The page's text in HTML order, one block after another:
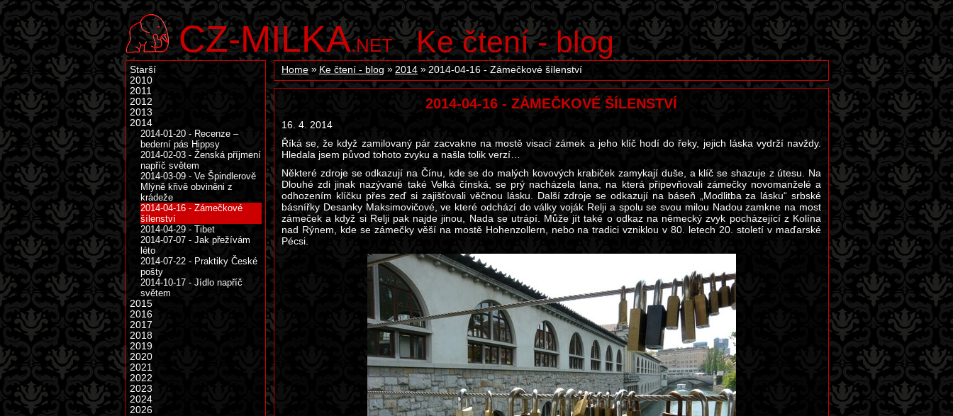
CZ-MILKA.NET Ke čtení - blog
Home Ke čtení - blog 2014 2014-04-16 - Zámečkové šílenství
2014-04-16 - ZÁMEČKOVÉ ŠÍLENSTVÍ
16. 4. 2014
Říká se, že když zamilovaný pár zacvakne na mostě visací zámek a jeho klíč hodí do řeky, jejich láska vydrží navždy.
Hledala jsem původ tohoto zvyku a našla tolik verzí…
Některé zdroje se odkazují na Čínu, kde se do malých kovových krabiček zamykají duše, a klíč se shazuje z útesu. Na
Dlouhé zdi jinak nazývané také Velká čínská, se prý nacházela lana, na která připevňovali zámečky novomanželé a
odhozením klíčku přes zeď si zajišťovali věčnou lásku. Další zdroje se odkazují na báseň „Modlitba za lásku“ srbské
básnířky Desanky Maksimovičové, ve které odchází do války voják Relji a spolu se svou milou Nadou zamkne na most
zámeček a když si Relji pak najde jinou, Nada se utrápí. Může jít také o odkaz na německý zvyk pocházející z Kolína
nad Rýnem, kde se zámečky věší na mostě Hohenzollern, nebo na tradici vzniklou v 80. letech 20. století v maďarské
Pécsi.
Starší
2010
2011
2012
2013
2014
2014-01-20 - Recenze –
bederní pás Hippsy
2014-02-03 - Ženská příjmení
napříč světem
2014-03-09 - Ve Špindlerově
Mlýně křivě obviněni z
krádeže
2014-04-16 - Zámečkové
šílenství
2014-04-29 - Tibet
2014-07-07 - Jak přežívám
léto
2014-07-22 - Praktiky České
pošty
2014-10-17 - Jídlo napříč
světem
2015
2016
2017
2018
2019
2020
2021
2022
2023
2024
2026